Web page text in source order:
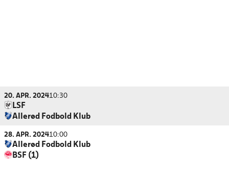
20. APR. 202410:30
LSF
Allerød Fodbold Klub
28. APR. 202410:00
Allerød Fodbold Klub
BSF (1)